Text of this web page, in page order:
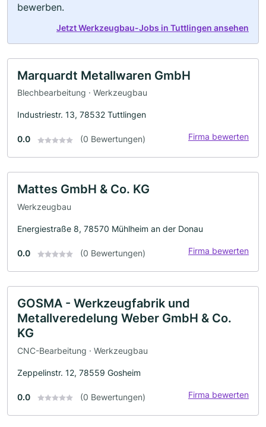
bewerben.
Jetzt Werkzeugbau-Jobs in Tuttlingen ansehen
Marquardt Metallwaren GmbH
Blechbearbeitung · Werkzeugbau
Industriestr. 13, 78532 Tuttlingen
0.0 (0 Bewertungen) Firma bewerten
Mattes GmbH & Co. KG
Werkzeugbau
Energiestraße 8, 78570 Mühlheim an der Donau
0.0 (0 Bewertungen) Firma bewerten
GOSMA - Werkzeugfabrik und
Metallveredelung Weber GmbH & Co.
KG
CNC-Bearbeitung · Werkzeugbau
Zeppelinstr. 12, 78559 Gosheim
0.0 (0 Bewertungen) Firma bewerten